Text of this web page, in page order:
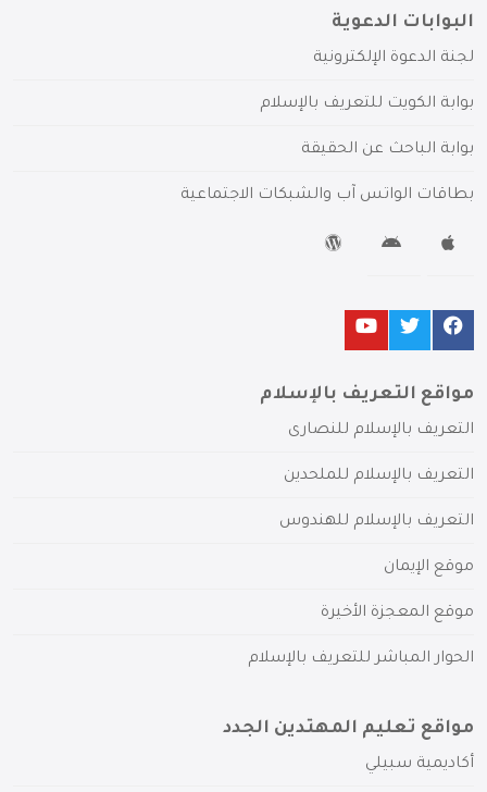
البوابات الدعوية
لجنة الدعوة الإلكترونية
بوابة الكويت للتعريف بالإسلام
بوابة الباحث عن الحقيقة
بطاقات الواتس آب والشبكات الاجتماعية
مواقع التعريف بالإسلام
التعريف بالإسلام للنصارى
التعريف بالإسلام للملحدين
التعريف بالإسلام للهندوس
موقع الإيمان
موقع المعجزة الأخيرة
الحوار المباشر للتعريف بالإسلام
مواقع تعليم المهتدين الجدد
أكاديمية سبيلي